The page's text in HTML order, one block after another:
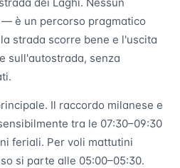
è un percorso pragmatico
strada scorre bene e l'uscita
sull'autostrada, senza
Il raccordo milanese e
tra le 07:30–09:30
feriali. Per voli mattutini
si parte alle 05:00–05:30.